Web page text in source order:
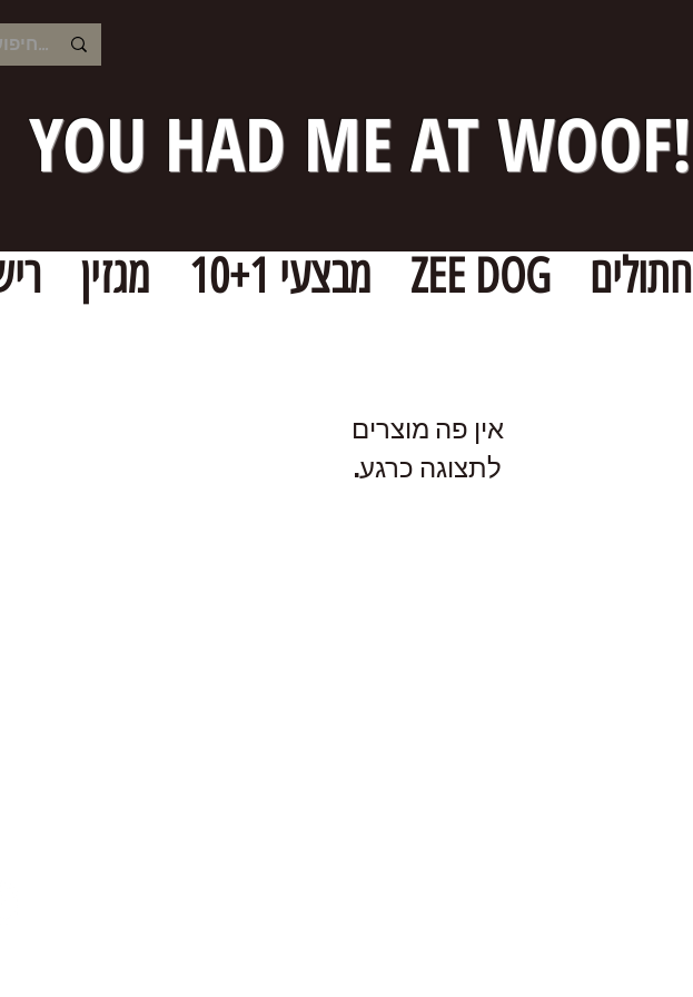
YOU HAD ME AT WOOF!
חתולים ZEE DOG מבצעי 10+1 מגזין
לתצוגה כרגע.